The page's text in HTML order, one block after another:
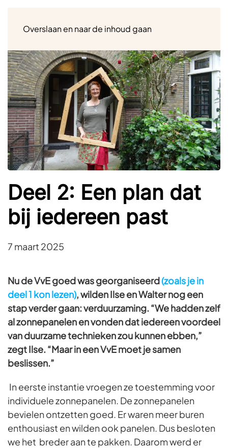
Overslaan en naar de inhoud gaan
Deel 2: Een plan dat
bij iedereen past
7 maart 2025
Nu de VvE goed was georganiseerd(zoals je in
deel 1 kon lezen), wilden Ilse en Walter nog een
stap verder gaan: verduurzaming. “We hadden zelf
al zonnepanelen en vonden dat iedereen voordeel
van duurzame technieken zou kunnen ebben,”
zegt Ilse. “Maar in een VvE moet je samen
beslissen.”
In eerste instantie vroegen ze toestemming voor
individuele zonnepanelen. De zonnepanelen
bevielen ontzetten goed. Er waren meer buren
enthousiast en wilden ook panelen. Dus besloten
we het breder aan te pakken. Daarom werd er